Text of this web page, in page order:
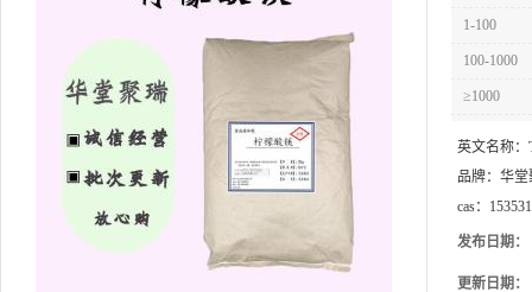
1-100
100-1000
≥1000
英文名称：
品牌： 华堂
cas：
发布日期：
更新日期：